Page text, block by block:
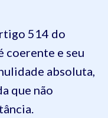
514 do
coerente e seu
absoluta,
que não